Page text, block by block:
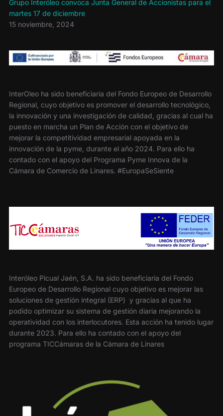
Grupo Interóleo convoca Junta General de Accionistas para el
martes 17 de diciembre
15 noviembre, 2024
InterOleo ha sido beneficiaria del Fondo Europeo de Desarrollo
Regional, cuyo objetivo es promover el desarrollo tecnológico,
la innovación y una investigación de calidad, gracias al cual ha
puesto en marcha un Plan de Acción con el objetivo de
mejorar la competitividad empresarial apoyada en la
innovación de la pyme, durante el año 2024. Para ello ha
contado con el apoyo del Programa Pyme Innova de la
Cámara de Comercio de Linares. #EuropaSeSiente
Interóleo Picual Jaén, S.A. ha sido beneficiaria del Fondo
Europeo de Desarrollo Regional cuyo objetivo es mejorar las
soluciones de gestión integral (ERP) y gracias al que ha
podido optimizar su sistema de gestión diaria mejorando la
operatividad con los interlocutores. Esta acción ha tenido lugar
durante 2023. Para ello ha contado con el apoyo del
programa TICCámaras de la Cámara de Linares